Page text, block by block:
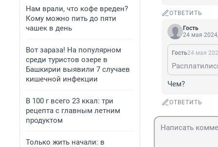
Нам врали, что кофе вреден?
Кому можно пить до пяти
чашек в день
Вот зараза! На популярном
среди туристов озере в
Башкирии выявили 7 случаев
кишечной инфекции
В 100 г всего 23 ккал: три
рецепта с главным летним
продуктом
Только жить начали: в
ОТВЕТИТЬ
Гость
24 мая
Гость24 мая
Чем?
ОТВЕТИТЬ